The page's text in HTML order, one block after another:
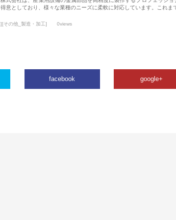
意としており、様々な業種のニーズに柔軟に対応しています。これま
その他_製造・加工] 0views
facebook google+